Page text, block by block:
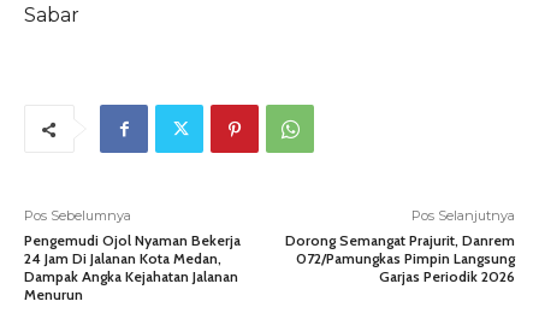
Sabar
Pos Sebelumnya
Pengemudi Ojol Nyaman Bekerja
24 Jam Di Jalanan Kota Medan,
Dampak Angka Kejahatan Jalanan
Menurun
Pos Selanjutnya
Dorong Semangat Prajurit, Danrem
072/Pamungkas Pimpin Langsung
Garjas Periodik 2026